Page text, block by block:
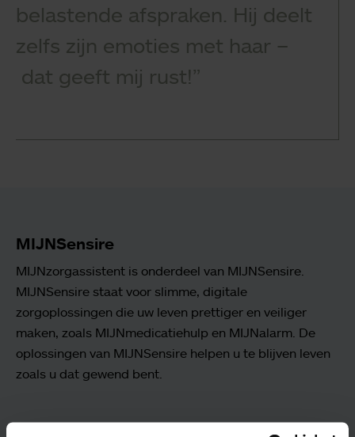
belastende afspraken. Hij deelt
zelfs zijn emoties met haar –
dat geeft mij rust!”
MIJNSensire
MIJNzorgassistent is onderdeel van MIJNSensire.
MIJNSensire staat voor slimme, digitale
zorgoplossingen die uw leven prettiger en veiliger
maken, zoals MIJNmedicatiehulp en MIJNalarm. De
oplossingen van MIJNSensire helpen u te blijven leven
zoals u dat gewend bent.